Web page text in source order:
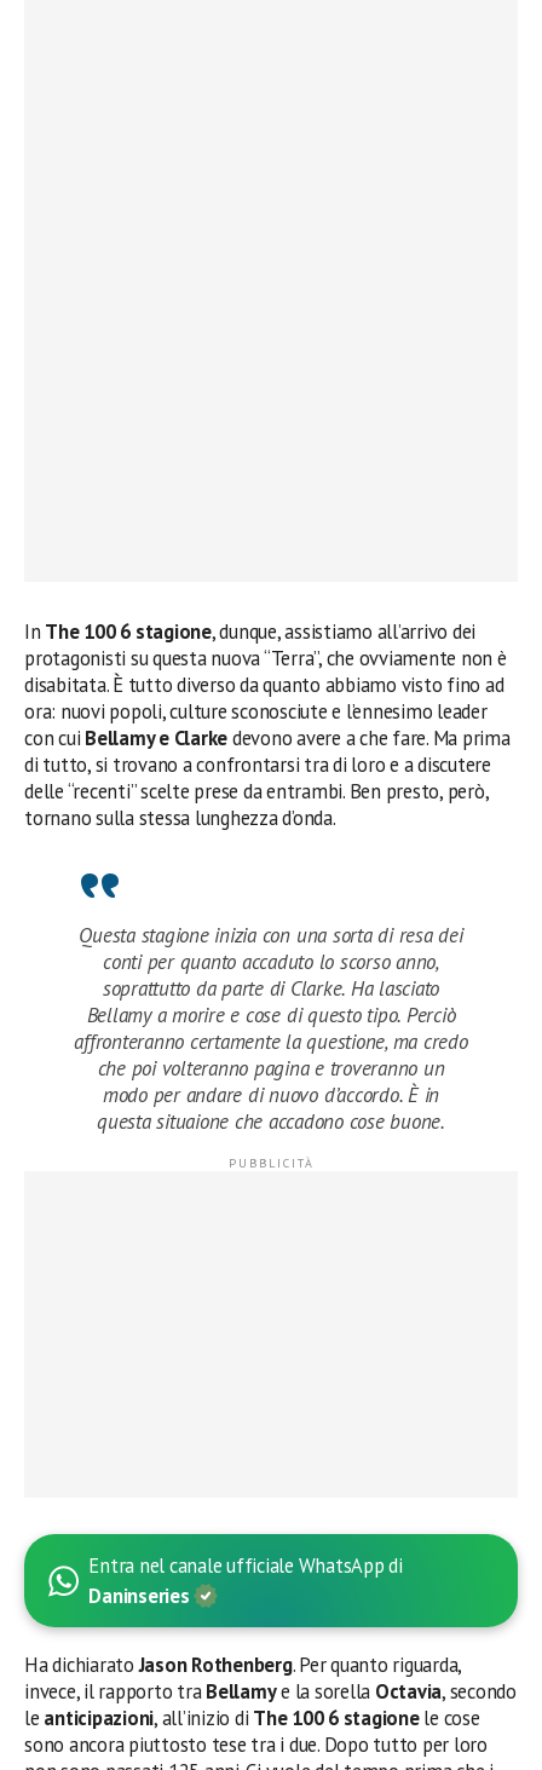
In The 100 6 stagione, dunque, assistiamo all’arrivo dei
protagonisti su questa nuova “Terra”, che ovviamente non è
disabitata. È tutto diverso da quanto abbiamo visto fino ad
ora: nuovi popoli, culture sconosciute e l’ennesimo leader
con cui Bellamy e Clarkedevono avere a che fare. Ma prima
di tutto, si trovano a confrontarsi tra di loro e a discutere
delle “recenti” scelte prese da entrambi. Ben presto, però,
tornano sulla stessa lunghezza d’onda.
Questa stagione inizia con una sorta di resa dei
conti per quanto accaduto lo scorso anno,
soprattutto da parte di Clarke. Ha lasciato
Bellamy a morire e cose di questo tipo. Perciò
affronteranno certamente la questione, ma credo
che poi volteranno pagina e troveranno un
modo per andare di nuovo d’accordo. È in
questa situaione che accadono cose buone.
Entra nel canale ufficiale WhatsApp di
Daninseries
Ha dichiaratoJason Rothenberg. Per quanto riguarda,
invece, il rapporto traBellamye la sorella Octavia, secondo
le anticipazioni, all’inizio di The 100 6 stagionele cose
sono ancora piuttosto tese tra i due. Dopo tutto per loro